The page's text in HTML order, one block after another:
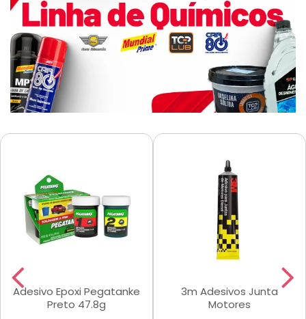
Adesivo Epoxi Pegatanke
Preto 47.8g
3m Adesivos Junta
Motores